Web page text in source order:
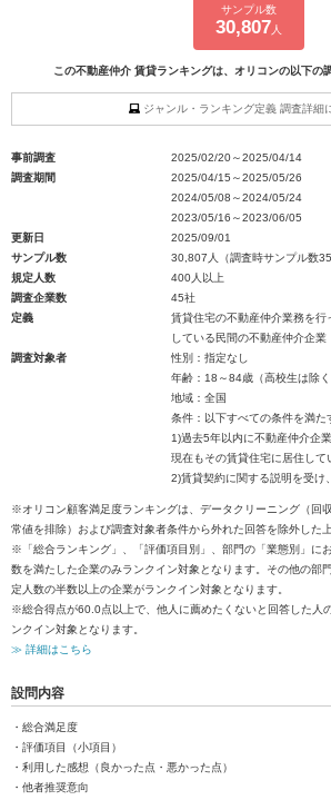
サンプル数
30,807人
この不動産仲介 賃貸ランキングは、オリコンの以下の
ジャンル・ランキング定義 調査詳細
事前調査
2025/02/20～2025/04/14
調査期間
2025/04/15～2025/05/26
2024/05/08～2024/05/24
2023/05/16～2023/06/05
更新日
2025/09/01
サンプル数
30,807人（調査時サンプル数
規定人数
400人以上
調査企業数
45社
定義
賃貸住宅の不動産仲介業務を
している民間の不動産仲介企業
調査対象者
性別：指定なし
年齢：18～84歳（高校生は除く
地域：全国
条件：以下すべての条件を満た
1)過去5年以内に不動産仲介企
現在もその賃貸住宅に居住して
2)賃貸契約に関する説明を受け
※オリコン顧客満足度ランキングは、データクリーニング（回
常値を排除）および調査対象者条件から外れた回答を除外した
※「総合ランキング」、「評価項目別」、部門の「業態別」に
数を満たした企業のみランクイン対象となります。その他の部
定人数の半数以上の企業がランクイン対象となります。
※総合得点が60.0点以上で、他人に薦めたくないと回答した人
ンクイン対象となります。
≫ 詳細はこちら
設問内容
・総合満足度
・評価項目（小項目）
・利用した感想（良かった点・悪かった点）
・他者推奨意向